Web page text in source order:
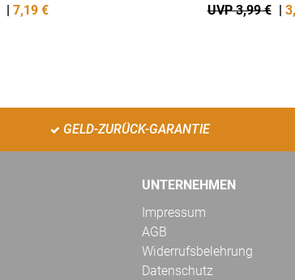
| 7,19 € UVP 3,99 € |
GELD-ZURÜCK-GARANTIE
UNTERNEHMEN
Impressum
AGB
Widerrufsbelehrung
Datenschutz